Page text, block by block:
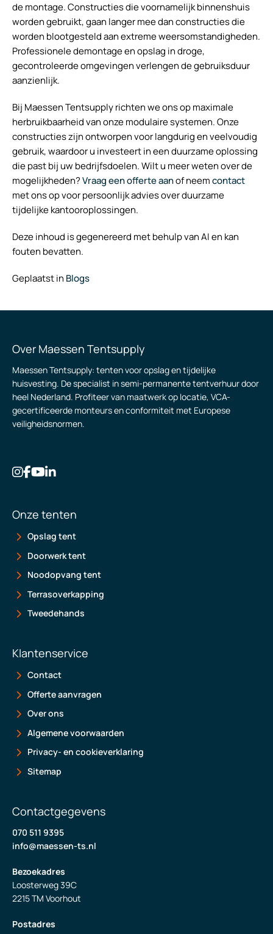
de montage. Constructies die voornamelijk binnenshuis
worden gebruikt, gaan langer mee dan constructies die
worden blootgesteld aan extreme weersomstandigheden.
Professionele demontage en opslag in droge,
gecontroleerde omgevingen verlengen de gebruiksduur
aanzienlijk.
Bij Maessen Tentsupply richten we ons op maximale
herbruikbaarheid van onze modulaire systemen. Onze
constructies zijn ontworpen voor langdurig en veelvoudig
gebruik, waardoor u investeert in een duurzame oplossing
die past bij uw bedrijfsdoelen. Wilt u meer weten over de
mogelijkheden?Vraag een offerte aanof neemcontact
met ons op voor persoonlijk advies over duurzame
tijdelijke kantooroplossingen.
Deze inhoud is gegenereerd met behulp van AI en kan
fouten bevatten.
Geplaatst in Blogs
Over Maessen Tentsupply
Maessen Tentsupply: tenten voor opslag en tijdelijke
huisvesting. De specialist in semi-permanente tentverhuur door
heel Nederland. Profiteer van maatwerk op locatie, VCA-
gecertificeerde monteurs en conformiteit met Europese
veiligheidsnormen.
Onze tenten
Opslag tent
Doorwerk tent
Noodopvang tent
Terrasoverkapping
Tweedehands
Klantenservice
Contact
Offerte aanvragen
Over ons
Algemene voorwaarden
Privacy- en cookieverklaring
Sitemap
Contactgegevens
070 511 9395
info@maessen-ts.nl
Bezoekadres
Loosterweg 39C
2215 TM Voorhout
Postadres